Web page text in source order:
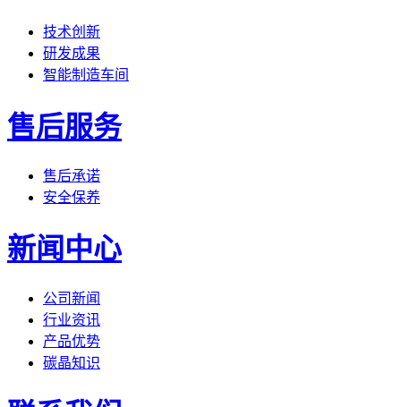
技术创新
研发成果
智能制造车间
售后服务
售后承诺
安全保养
新闻中心
公司新闻
行业资讯
产品优势
碳晶知识